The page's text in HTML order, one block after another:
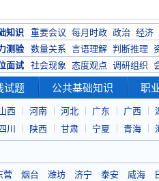
知识 重要会议 每月时政 政治 经济
测验 数量关系 言语理解 判断推理
面试 社会现象 态度观点 调研组织
试题 公共基础知识 职
西 河南 河北 广东 广西
川 陕西 甘肃 宁夏 青海
营 烟台 潍坊 济宁 泰安 威海